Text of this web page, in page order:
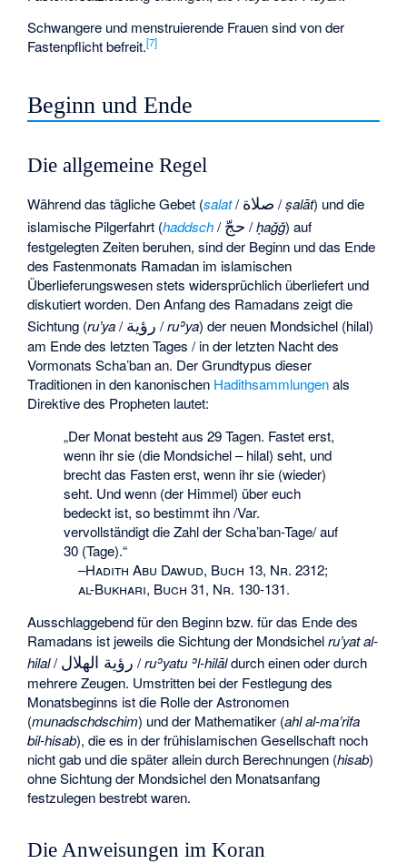
Schwangere und menstruierende Frauen sind von der
Fastenpflicht befreit.[7]
Beginn und Ende
Die allgemeine Regel
Während das tägliche Gebet (salat/صلاة /ṣalāt) und die
islamische Pilgerfahrt (haddsch/حجّ /ḥaǧǧ) auf
festgelegten Zeiten beruhen, sind der Beginn und das Ende
des Fastenmonats Ramadan im islamischen
Überlieferungswesen stets widersprüchlich überliefert und
diskutiert worden. Den Anfang des Ramadans zeigt die
Sichtung (ru’ya/رؤية /ruʾya) der neuen Mondsichel (hilal)
am Ende des letzten Tages / in der letzten Nacht des
Vormonats Scha’ban an. Der Grundtypus dieser
Traditionen in den kanonischen Hadithsammlungenals
Direktive des Propheten lautet:
„Der Monat besteht aus 29 Tagen. Fastet erst,
wenn ihr sie (die Mondsichel – hilal) seht, und
brecht das Fasten erst, wenn ihr sie (wieder)
seht. Und wenn (der Himmel) über euch
bedeckt ist, so bestimmt ihn /Var.
vervollständigt die Zahl der Scha’ban-Tage/ auf
30 (Tage).“
–Hadith Abu Dawud, Buch 13, Nr. 2312;
al-Bukhari, Buch 31, Nr. 130-131.
Ausschlaggebend für den Beginn bzw. für das Ende des
Ramadans ist jeweils die Sichtung der Mondsichelru’yat al-
hilal/رؤية الهلال /ruʾyatu ʾl-hilāldurch einen oder durch
mehrere Zeugen. Umstritten bei der Festlegung des
Monatsbeginns ist die Rolle der Astronomen
(munadschdschim) und der Mathematiker (ahl al-ma’rifa
bil-hisab), die es in der frühislamischen Gesellschaft noch
nicht gab und die später allein durch Berechnungen (hisab)
ohne Sichtung der Mondsichel den Monatsanfang
festzulegen bestrebt waren.
Die Anweisungen im Koran